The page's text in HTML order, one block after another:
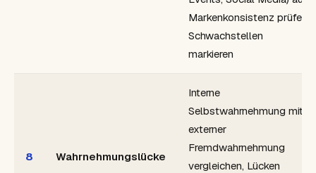
Markenkonsistenz prüfen,
Schwachstellen
markieren
8 Wahrnehmungslücke
Interne
Selbstwahrnehmung mit
externer
Fremdwahrnehmung
vergleichen, Lücken